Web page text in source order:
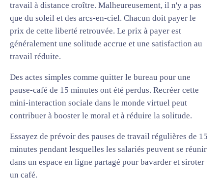
travail à distance croître. Malheureusement, il n'y a pas
que du soleil et des arcs-en-ciel. Chacun doit payer le
prix de cette liberté retrouvée. Le prix à payer est
généralement une solitude accrue et une satisfaction au
travail réduite.
Des actes simples comme quitter le bureau pour une
pause-café de 15 minutes ont été perdus. Recréer cette
mini-interaction sociale dans le monde virtuel peut
contribuer à booster le moral et à réduire la solitude.
Essayez de prévoir des pauses de travail régulières de 15
minutes pendant lesquelles les salariés peuvent se réunir
dans un espace en ligne partagé pour bavarder et siroter
un café.